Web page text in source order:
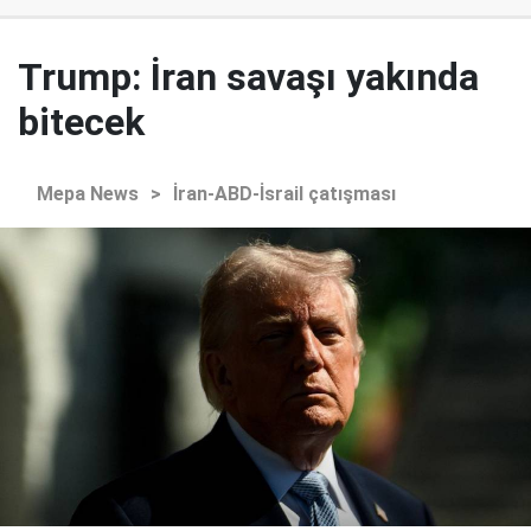
Trump: İran savaşı yakında
bitecek
Mepa News > İran-ABD-İsrail çatışması